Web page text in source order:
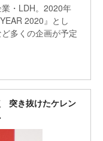
・LDH。2020年
2020』とし
多くの企画が予定
突き抜けたケレン